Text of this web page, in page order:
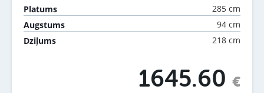
Platums
285 cm
Augstums
94 cm
Dziļums
218 cm
1645.60 €